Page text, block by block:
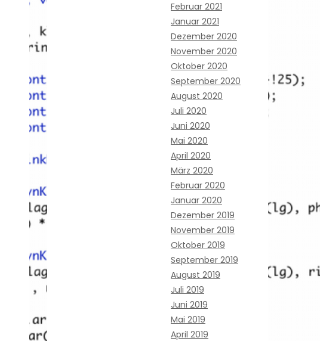
Februar 2021
Januar 2021
Dezember 2020
November 2020
Oktober 2020
September 2020
August 2020
Juli 2020
Juni 2020
Mai 2020
April 2020
März 2020
Februar 2020
Januar 2020
Dezember 2019
November 2019
Oktober 2019
September 2019
August 2019
Juli 2019
Juni 2019
Mai 2019
April 2019